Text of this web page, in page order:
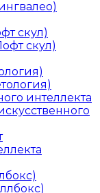
скул)
скул)
интеллекта